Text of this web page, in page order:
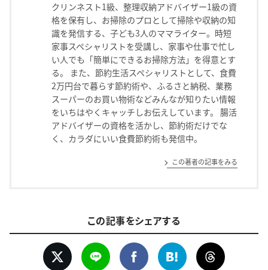
クリンネスト1級、整理収納アドバイザー1級の資
格を保有し、お掃除のプロとして掃除や収納の知
識を発信する、子ども3人のママライター。時短
家事スペシャリストを受講し、家事や仕事で忙し
い人でも「簡単にできるお掃除方法」を得意とす
る。 また、節約生活スペシャリストとして、食費
2万円台で暮らす節約術や、ふるさと納税、業務
スーパーのお買い物術などみんなが知りたい情報
をいちはやくキャッチしお伝えしています。 腸活
アドバイザーの資格を活かし、節約術だけでな
く、カラダにいい食費節約術も発信中。
この著者の記事をみる
この記事をシェアする